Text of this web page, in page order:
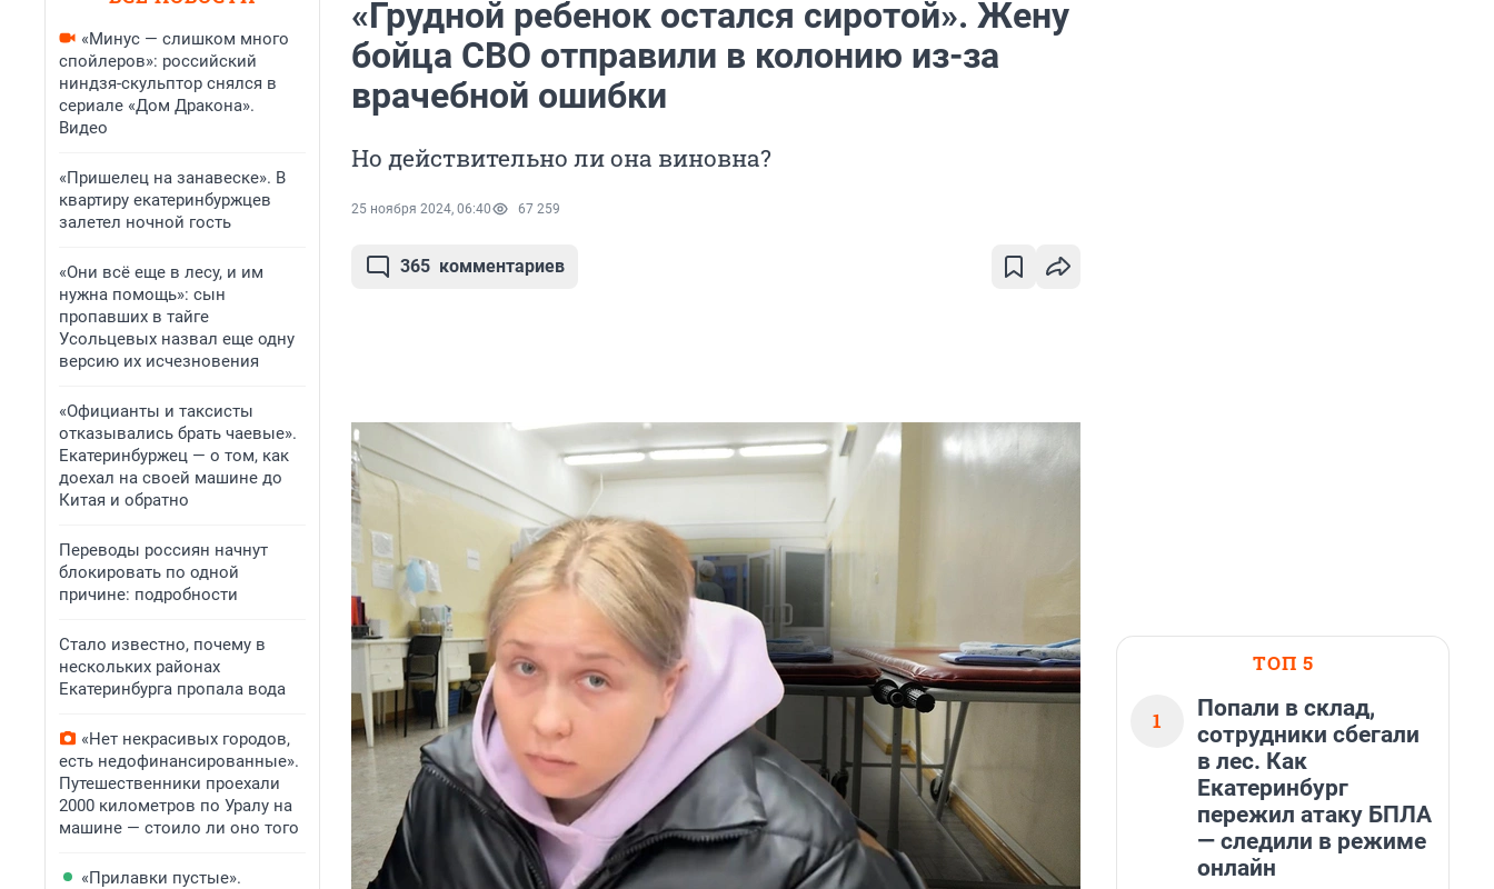
«Минус — слишком много
спойлеров»: российский
ниндзя-скульптор снялся в
сериале «Дом Дракона».
Видео
«Пришелец на занавеске». В
квартиру екатеринбуржцев
залетел ночной гость
«Они всё еще в лесу, и им
нужна помощь»: сын
пропавших в тайге
Усольцевых назвал еще одну
версию их исчезновения
«Официанты и таксисты
отказывались брать чаевые».
Екатеринбуржец — о том, как
доехал на своей машине до
Китая и обратно
Переводы россиян начнут
блокировать по одной
причине: подробности
Стало известно, почему в
нескольких районах
Екатеринбурга пропала вода
«Нет некрасивых городов,
есть недофинансированные».
Путешественники проехали
2000 километров по Уралу на
машине — стоило ли оно того
«Прилавки пустые».
«Грудной ребенок остался сиротой». Жену
бойца СВО отправили в колонию из-за
врачебной ошибки
Но действительно ли она виновна?
25 ноября 2024, 06:40 67 259
365 комментариев
ТОП 5
1
Попали в склад,
сотрудники сбегали
в лес. Как
Екатеринбург
пережил атаку БПЛА
— следили в режиме
онлайн